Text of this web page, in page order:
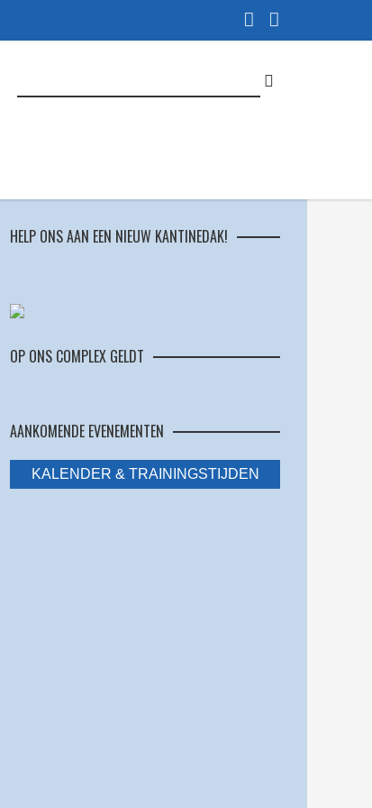
HELP ONS AAN EEN NIEUW KANTINEDAK!
OP ONS COMPLEX GELDT
AANKOMENDE EVENEMENTEN
KALENDER & TRAININGSTIJDEN